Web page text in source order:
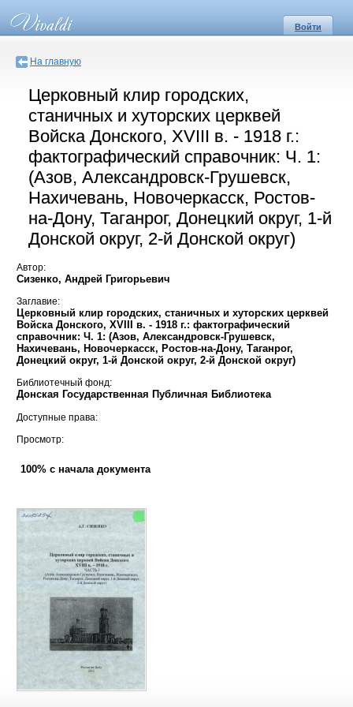
Войти
На главную
Церковный клир городских,
станичных и хуторских церквей
Войска Донского, XVIII в. - 1918 г.:
фактографический справочник: Ч. 1:
(Азов, Александровск-Грушевск,
Нахичевань, Новочеркасск, Ростов-
на-Дону, Таганрог, Донецкий округ, 1-й
Донской округ, 2-й Донской округ)
Автор:
Сизенко, Андрей Григорьевич
Заглавие:
Церковный клир городских, станичных и хуторских церквей
Войска Донского, XVIII в. - 1918 г.: фактографический
справочник: Ч. 1: (Азов, Александровск-Грушевск,
Нахичевань, Новочеркасск, Ростов-на-Дону, Таганрог,
Донецкий округ, 1-й Донской округ, 2-й Донской округ)
Библиотечный фонд:
Донская Государственная Публичная Библиотека
Доступные права:
Просмотр:
100% с начала документа